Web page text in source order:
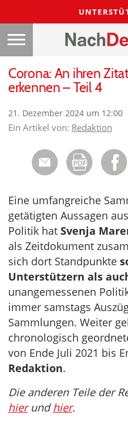
Corona: An ihren
erkennen – Teil 4
21. Dezember 2024 um 12:00
Ein Artikel von: Redaktion
Eine umfangreiche
getätigten Aussagen
Politik hat Svenja
als Zeitdokument
sich dort Standpunkte
Unterstützern als
unangemessenen
immer samstags
Sammlungen. Weiter
chronologisch
von Ende Juli 2021 bis
Redaktion.
Die anderen Teile der
hierundhier.